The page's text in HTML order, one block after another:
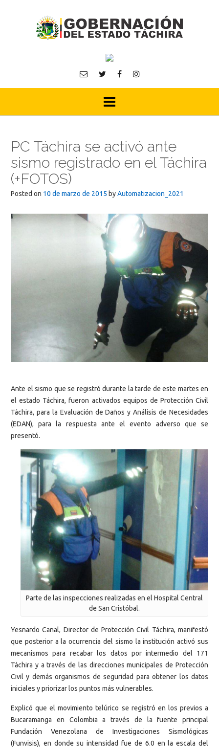
PC Táchira se activó ante
sismo registrado en el Táchira
(+FOTOS)
Posted on 10 de marzo de 2015 byAutomatizacion_2021
Ante el sismo que se registró durante la tarde de este martes en
el estado Táchira, fueron activados equipos de Protección Civil
Táchira, para la Evaluación de Daños y Análisis de Necesidades
(EDAN), para la respuesta ante el evento adverso que se
presentó.
Parte de las inspecciones realizadas en el Hospital Central
de San Cristóbal.
Yesnardo Canal, Director de Protección Civil Táchira, manifestó
que posterior a la ocurrencia del sismo la institución activó sus
mecanismos para recabar los datos por intermedio del 171
Táchira y a través de las direcciones municipales de Protección
Civil y demás organismos de seguridad para obtener los datos
iniciales y priorizar los puntos más vulnerables.
Explicó que el movimiento telúrico se registró en los previos a
Bucaramanga en Colombia a través de la fuente principal
Fundación Venezolana de Investigaciones Sismológicas
(Funvisis), en donde su intensidad fue de 6.0 en la escala del